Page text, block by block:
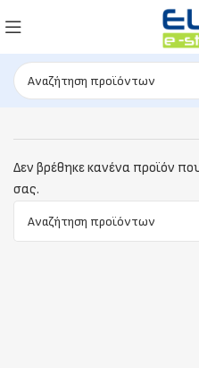
Δεν βρέθηκε κανένα προϊόν
σας.